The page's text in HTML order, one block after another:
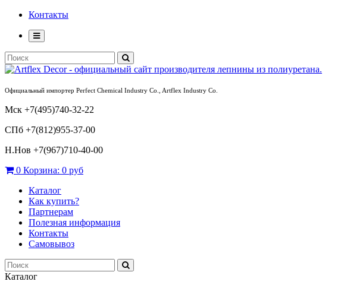
Контакты
Официальный импортер Perfect Chemical Industry Co., Artflex Industry Co.
Мск +7(495)740-32-22
СПб +7(812)955-37-00
Н.Нов +7(967)710-40-00
0 Корзина: 0 руб
Каталог
Как купить?
Партнерам
Полезная информация
Контакты
Самовывоз
Каталог